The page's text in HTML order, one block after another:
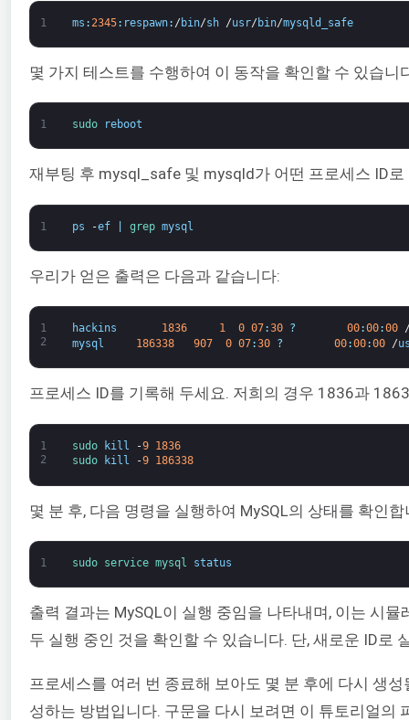
1 ms :2345: respawn: / bin/sh /usr/ bin/mysqld_safe
몇 가지 테스트를 수행하여 이 동작을 확인할 수 있습
1 sudo reboot
재부팅 후 mysql_safe 및 mysqld가 어떤 프로세스 ID
1 ps -ef grep mysql
우리가 얻은 출력은 다음과 같습니다:
1
2
hackins 1836 1 0 07:30 ? 00:00:00
mysql
186338 907 0 07:30 ? 00:00:00 /
프로세스 ID를 기록해 두세요. 저희의 경우 1836과
1
2
sudo kill -9
1836
sudo
kill -9 186338
몇 분 후, 다음 명령을 실행하여 MySQL의 상태를 확인합
1 sudo service mysql status
출력 결과는 MySQL이 실행 중임을 나타내며, 이는 시
두 실행 중인 것을 확인할 수 있습니다. 단, 새로운 ID로
프로세스를 여러 번 종료해 보아도 몇 분 후에 다시 생
성하는 방법입니다. 구문을 다시 보려면 이 튜토리얼의